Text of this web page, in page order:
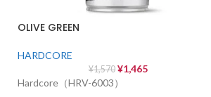
OLIVE GREEN
HARDCORE
¥1,570 ¥1,465
Hardcore（HRV-6003）